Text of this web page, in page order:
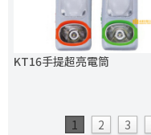
KT16手提超亮電筒
1 2 3